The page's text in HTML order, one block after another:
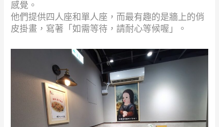
感覺。
他們提供四人座和單人座，而最有趣的是牆上的俏
皮掛畫，寫著「如需等待，請耐心等候喔」。